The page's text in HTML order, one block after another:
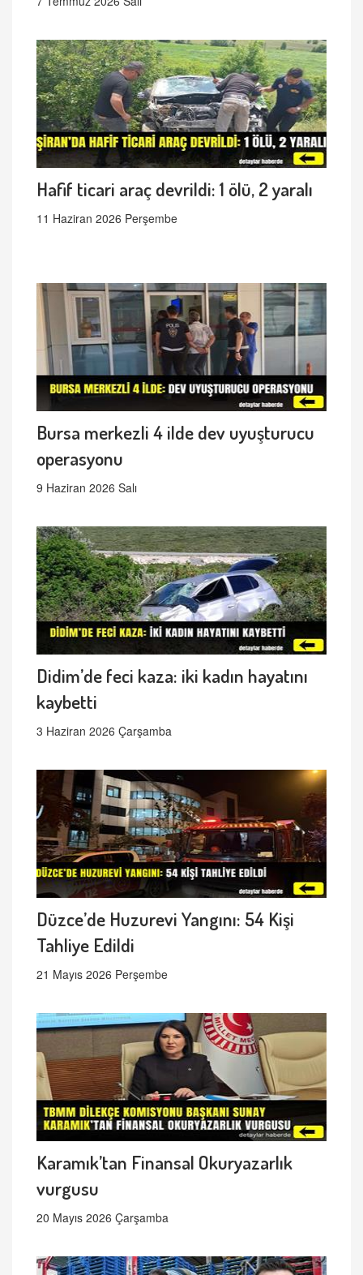
Hafif ticari araç devrildi: 1 ölü, 2 yaralı
11 Haziran 2026 Perşembe
Bursa merkezli 4 ilde dev uyuşturucu
operasyonu
9 Haziran 2026 Salı
Didim’de feci kaza: iki kadın hayatını
kaybetti
3 Haziran 2026 Çarşamba
Düzce’de Huzurevi Yangını: 54 Kişi
Tahliye Edildi
21 Mayıs 2026 Perşembe
Karamık’tan Finansal Okuryazarlık
vurgusu
20 Mayıs 2026 Çarşamba